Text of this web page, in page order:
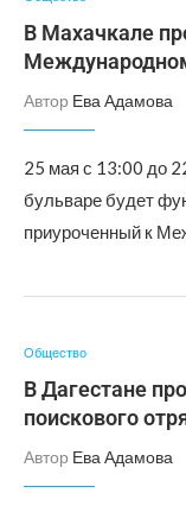
В Махачкале
Автор Ева Адамова
25 мая с 13:00 до
бульваре будет
приуроченный к
Общество
В Дагестане
поискового
Автор Ева Адамова